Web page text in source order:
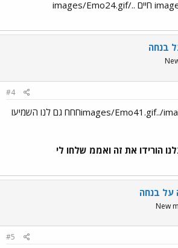
בנחה
#4
../images/Emo41.gif../images/Emo23.gifחחח גם לנו השמיעו
הורידו את זה ואממ שלחו לי
על בנחה
New
#5